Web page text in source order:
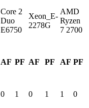
Core 2
Duo
E6750
Xeon_E-
2278G
AMD
Ryzen
7 2700
AF PF AF PF AF PF
0 1 0 1 1 0